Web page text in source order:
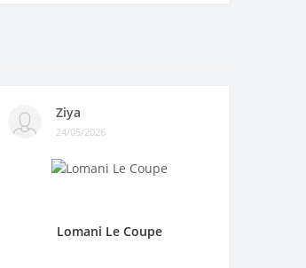
Ziya
24/05/2026
Lomani Le Coupe